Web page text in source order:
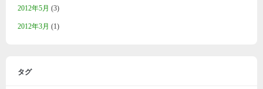
2012年5月 (3)
2012年3月 (1)
タグ